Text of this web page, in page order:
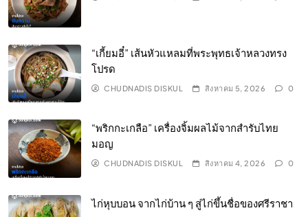
“เกี้ยมอี๋” เส้นหัวแหลมที่พระพุทธเจ้าหลวงทรง
โปรด
CHUDNADIS DISKUL สิงหาคม 5, 2026 0
“พริกกะเกลือ” เครื่องจิ้มผลไม้จากสำรับไทย
มอญ
CHUDNADIS DISKUL สิงหาคม 4, 2026 0
ไก่หุบบอน จากไก่บ้าน ๆ สู่ไก่ขึ้นชื่อของศรีราชา